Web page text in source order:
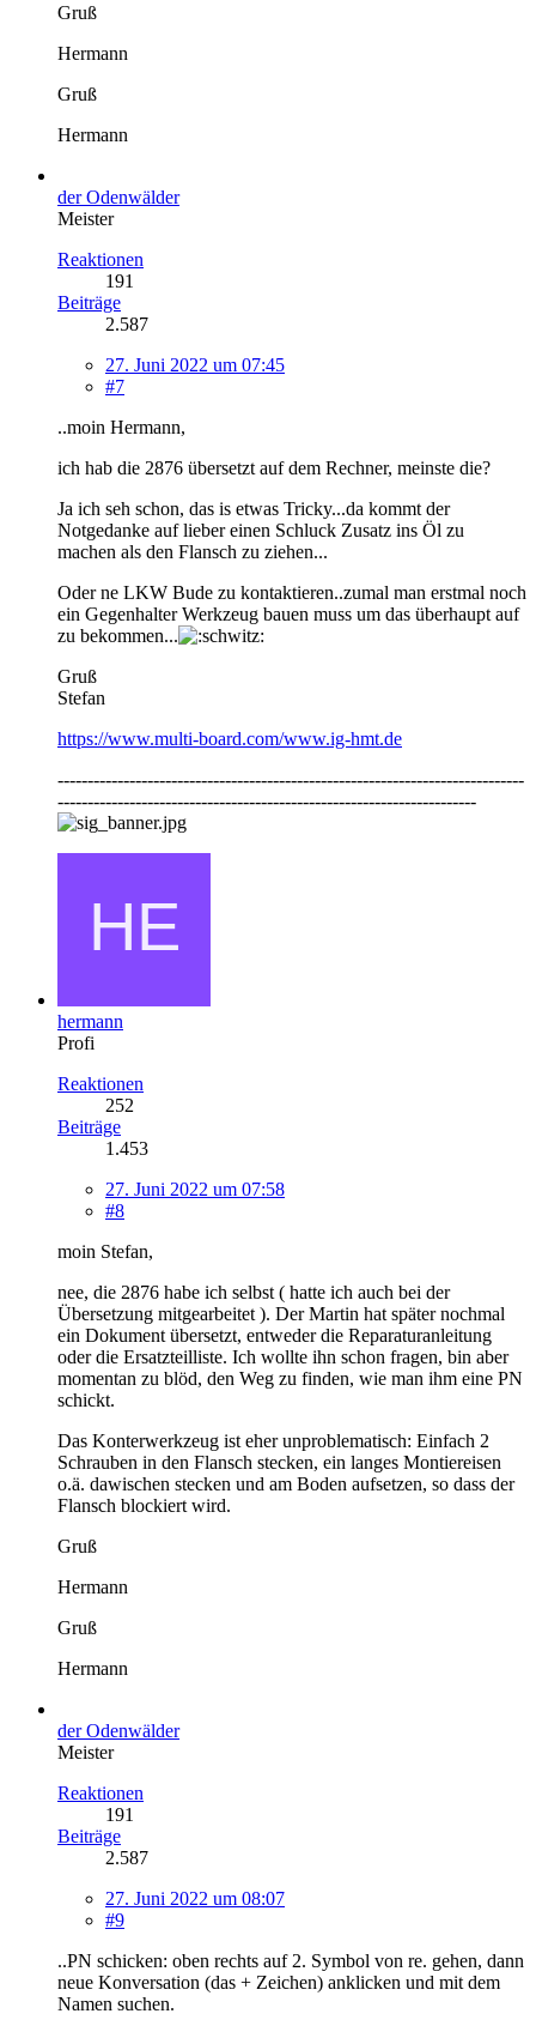
Gruß
Hermann
Gruß
Hermann
der Odenwälder
Meister
Reaktionen
191
Beiträge
2.587
27. Juni 2022 um 07:45
#7
..moin Hermann,
ich hab die 2876 übersetzt auf dem Rechner, meinste die?
Ja ich seh schon, das is etwas Tricky...da kommt der
Notgedanke auf lieber einen Schluck Zusatz ins Öl zu
machen als den Flansch zu ziehen...
Oder ne LKW Bude zu kontaktieren..zumal man erstmal noch
ein Gegenhalter Werkzeug bauen muss um das überhaupt auf
zu bekommen...
Gruß
Stefan
https://www.multi-board.com/www.ig-hmt.de
------------------------------------------------------------------------------
----------------------------------------------------------------------
hermann
Profi
Reaktionen
252
Beiträge
1.453
27. Juni 2022 um 07:58
#8
moin Stefan,
nee, die 2876 habe ich selbst ( hatte ich auch bei der
Übersetzung mitgearbeitet ). Der Martin hat später nochmal
ein Dokument übersetzt, entweder die Reparaturanleitung
oder die Ersatzteilliste. Ich wollte ihn schon fragen, bin aber
momentan zu blöd, den Weg zu finden, wie man ihm eine PN
schickt.
Das Konterwerkzeug ist eher unproblematisch: Einfach 2
Schrauben in den Flansch stecken, ein langes Montiereisen
o.ä. dawischen stecken und am Boden aufsetzen, so dass der
Flansch blockiert wird.
Gruß
Hermann
Gruß
Hermann
der Odenwälder
Meister
Reaktionen
191
Beiträge
2.587
27. Juni 2022 um 08:07
#9
..PN schicken: oben rechts auf 2. Symbol von re. gehen, dann
neue Konversation (das + Zeichen) anklicken und mit dem
Namen suchen.